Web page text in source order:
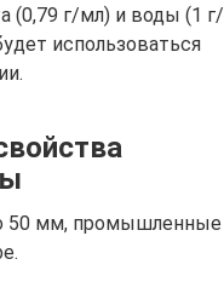
(0,79 г/мл) и воды (1 г/
использоваться
50 мм, промышленные